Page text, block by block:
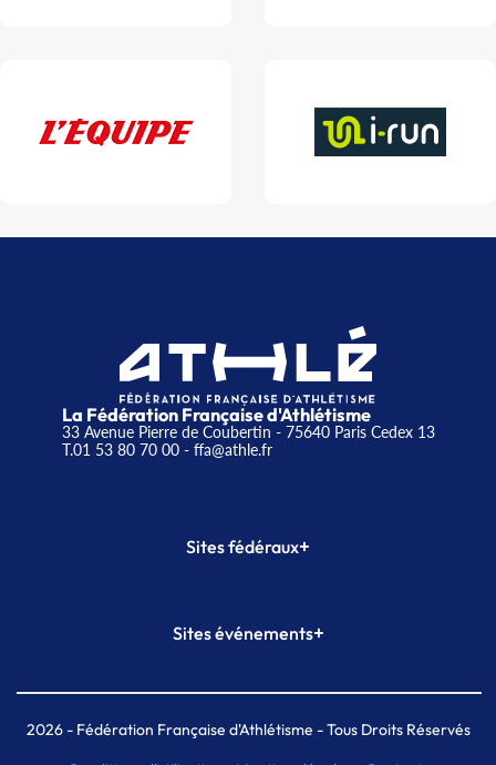
La Fédération Française d'Athlétisme
33 Avenue Pierre de Coubertin - 75640 Paris Cedex 13
T.01 53 80 70 00- ffa@athle.fr
Sites fédéraux+
Plateforme Formation
Sites événements+
Meeting de Paris indoor
MAIF Ekiden de Paris
2026- Fédération Française d'Athlétisme - Tous Droits Réservés